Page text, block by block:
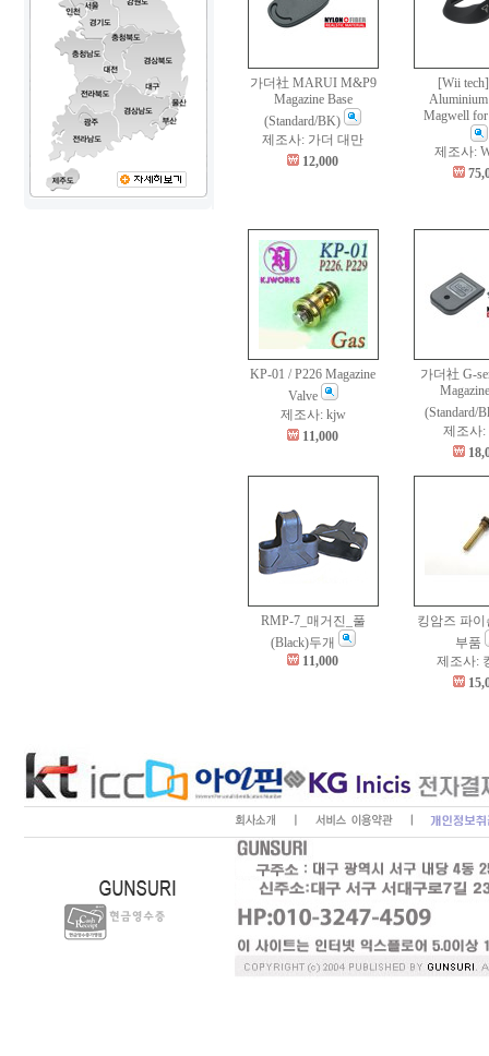
가더社 MARUI M&P9
Magazine Base
(Standard/BK)
제조사: 가더 대만
12,000
[Wii
Magwell
제조사:
KP-01 / P226 Magazine
Valve
제조사: kjw
11,000
가더社 G-
(Standard/
제조사:
RMP-7_매거진_풀
(Black)두개
11,000
킹암즈 파
부품
제조사: